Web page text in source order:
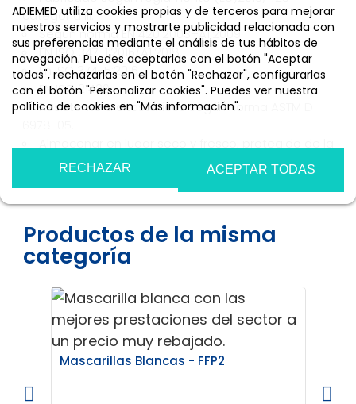
ADIEMED utiliza cookies propias y de terceros para mejorar
nuestros servicios y mostrarte publicidad relacionada con
sus preferencias mediante el análisis de tus hábitos de
navegación. Puedes aceptarlas con el botón "Aceptar
todas", rechazarlas en el botón "Rechazar", configurarlas
con el botón "Personalizar cookies". Puedes ver nuestra
política de cookies en "Más información".
RECHAZAR ACEPTAR TODAS
categoría III.
Según norma EN 420:2003+A1:2009.
EN ISO 347-1:2016/A1:2018.
En ISO 374-5:2016.
EN ISO 21420.
Resistente a citostáticos según norma ASTM D
luz solar.
Productos de la misma
categoría
Mascarillas Blancas - FFP2